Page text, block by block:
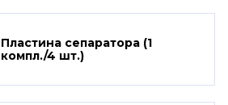
Пластина сепаратора (1
компл./4 шт.)